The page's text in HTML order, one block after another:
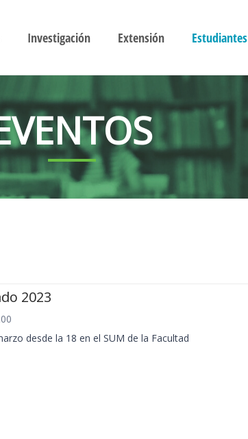
Investigación Extensión Estudiantes
2023
desde la 18 en el SUM de la Facultad